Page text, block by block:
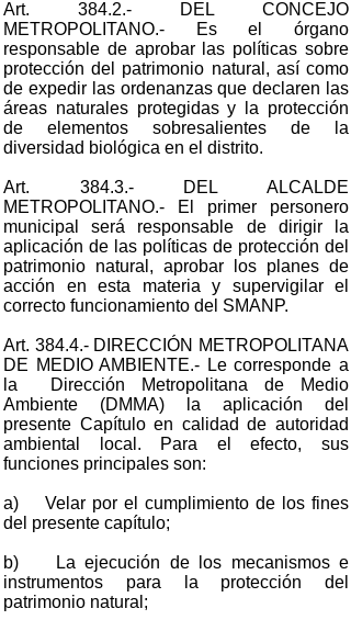
Art. 384.2.- DEL CONCEJO
METROPOLITANO.- Es el órgano
responsable de aprobar las políticas sobre
protección del patrimonio natural, así como
de expedir las ordenanzas que declaren las
áreas naturales protegidas y la protección
de elementos sobresalientes de la
diversidad biológica en el distrito.
Art. 384.3.- DEL ALCALDE
METROPOLITANO.- El primer personero
municipal será responsable de dirigir la
aplicación de las políticas de protección del
patrimonio natural, aprobar los planes de
acción en esta materia y supervigilar el
correcto funcionamiento del SMANP.
Art. 384.4.- DIRECCIÓN METROPOLITANA
DE MEDIO AMBIENTE.- Le corresponde a
la Dirección Metropolitana de Medio
Ambiente (DMMA) la aplicación del
presente Capítulo en calidad de autoridad
ambiental local. Para el efecto, sus
funciones principales son:
a) Velar por el cumplimiento de los fines
del presente capítulo;
b) La ejecución de los mecanismos e
instrumentos para la protección del
patrimonio natural;